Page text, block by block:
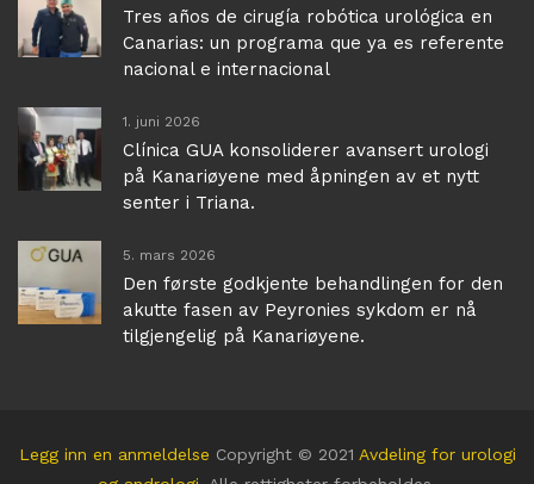
Tres años de cirugía robótica urológica en
Canarias: un programa que ya es referente
nacional e internacional
1. juni 2026
Clínica GUA konsoliderer avansert urologi
på Kanariøyene med åpningen av et nytt
senter i Triana.
5. mars 2026
Den første godkjente behandlingen for den
akutte fasen av Peyronies sykdom er nå
tilgjengelig på Kanariøyene.
Legg inn en anmeldelse Copyright © 2021 Avdeling for urologi